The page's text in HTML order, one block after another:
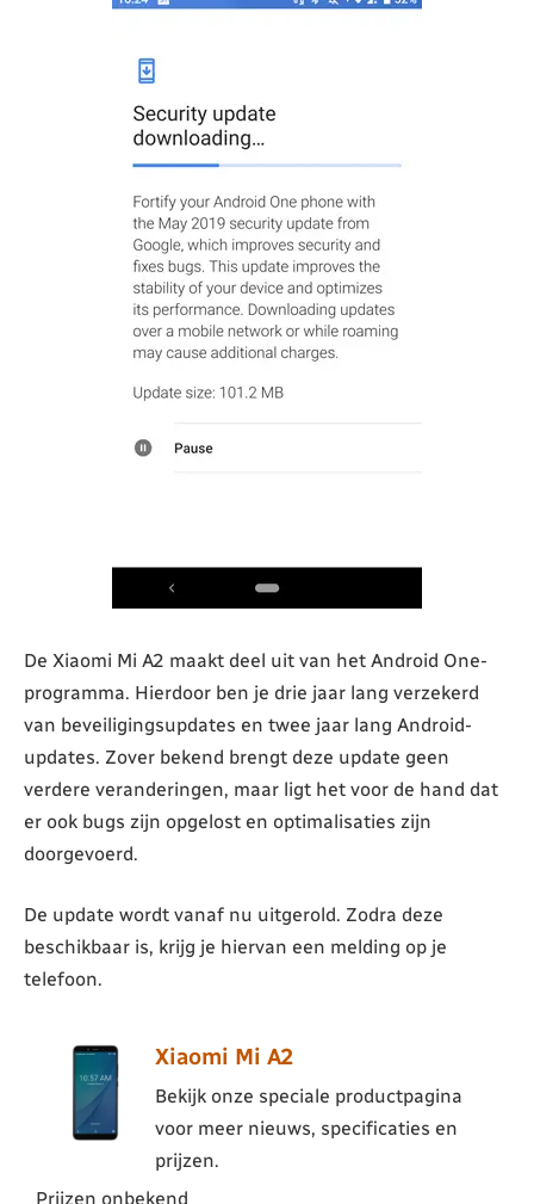
De Xiaomi Mi A2 maakt deel uit van het Android One-
programma. Hierdoor ben je drie jaar lang verzekerd
van beveiligingsupdates en twee jaar lang Android-
updates. Zover bekend brengt deze update geen
verdere veranderingen, maar ligt het voor de hand dat
er ook bugs zijn opgelost en optimalisaties zijn
doorgevoerd.
De update wordt vanaf nu uitgerold. Zodra deze
beschikbaar is, krijg je hiervan een melding op je
telefoon.
Xiaomi Mi A2
Bekijk onze speciale productpagina
voor meer nieuws, specificaties en
prijzen.
Prijzen onbekend